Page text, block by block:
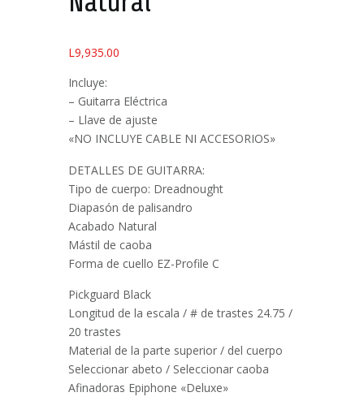
L9,935.00
Incluye:
– Guitarra Eléctrica
– Llave de ajuste
«NO INCLUYE CABLE NI ACCESORIOS»
DETALLES DE GUITARRA:
Tipo de cuerpo: Dreadnought
Diapasón de palisandro
Acabado Natural
Mástil de caoba
Forma de cuello EZ-Profile C
Pickguard Black
Longitud de la escala / # de trastes 24.75 /
20 trastes
Material de la parte superior / del cuerpo
Seleccionar abeto / Seleccionar caoba
Afinadoras Epiphone «Deluxe»